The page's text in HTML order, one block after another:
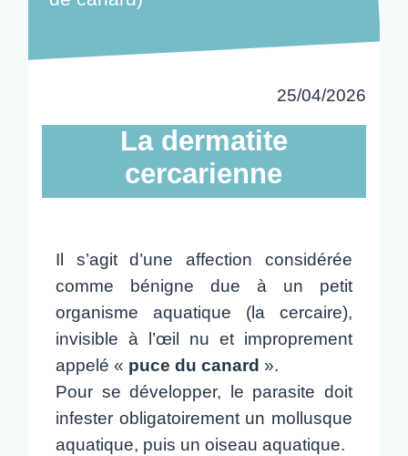
25/04/2026
La dermatite
cercarienne
Il s’agit d’une affection considérée
comme bénigne due à un petit
organisme aquatique (la cercaire),
invisible à l’œil nu et improprement
appelé « puce du canard ».
Pour se développer, le parasite doit
infester obligatoirement un mollusque
aquatique, puis un oiseau aquatique.